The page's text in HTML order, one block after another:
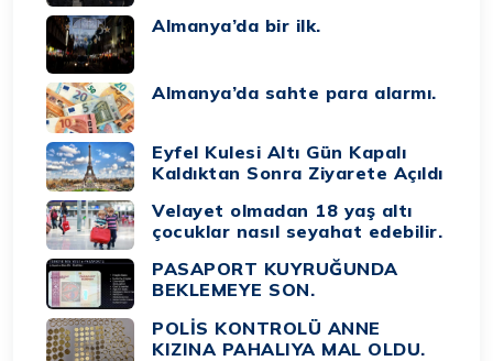
Almanya’da bir ilk.
Almanya’da sahte para alarmı.
Eyfel Kulesi Altı Gün Kapalı
Kaldıktan Sonra Ziyarete Açıldı
Velayet olmadan 18 yaş altı
çocuklar nasıl seyahat edebilir.
PASAPORT KUYRUĞUNDA
BEKLEMEYE SON.
POLİS KONTROLÜ ANNE
KIZINA PAHALIYA MAL OLDU.